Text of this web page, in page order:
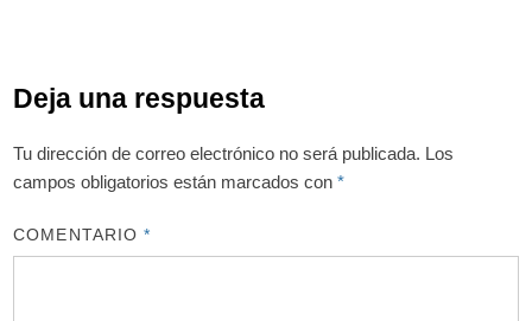
Deja una respuesta
Tu dirección de correo electrónico no será publicada. Los
campos obligatorios están marcados con*
COMENTARIO*